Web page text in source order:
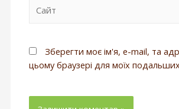
Зберегти моє ім'я, e-mail, та
цьому браузері для моїх